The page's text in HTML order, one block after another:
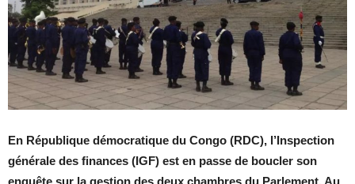
En République démocratique du Congo (RDC), l’Inspection
générale des finances (IGF) est en passe de boucler son
enquête sur la gestion des deux chambres du Parlement. Au